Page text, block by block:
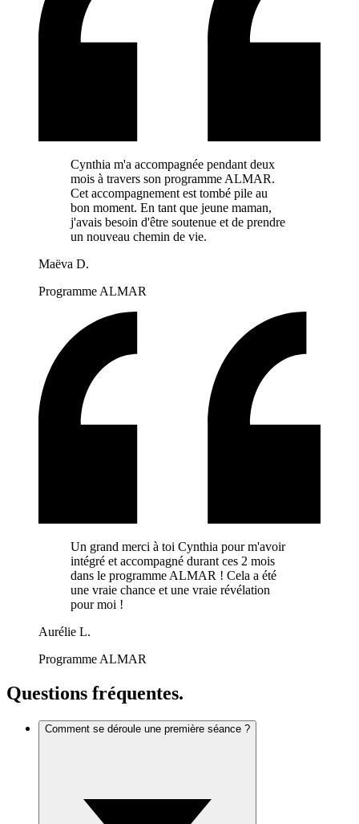
Cynthia m'a accompagnée pendant deux
mois à travers son programme ALMAR.
Cet accompagnement est tombé pile au
bon moment. En tant que jeune maman,
j'avais besoin d'être soutenue et de prendre
un nouveau chemin de vie.
Maëva D.
Programme ALMAR
Un grand merci à toi Cynthia pour m'avoir
intégré et accompagné durant ces 2 mois
dans le programme ALMAR ! Cela a été
une vraie chance et une vraie révélation
pour moi !
Aurélie L.
Programme ALMAR
Questions fréquentes.
Comment se déroule une première séance ?